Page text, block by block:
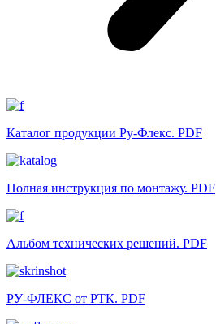
Каталог продукции Ру-Флекс. PDF
Полная инструкция по монтажу. PDF
Альбом технических решений. PDF
РУ-ФЛЕКС от РТК. PDF